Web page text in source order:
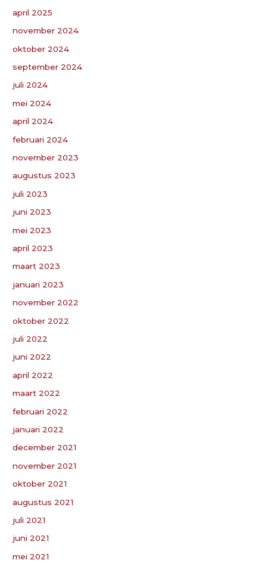
april 2025
november 2024
oktober 2024
september 2024
juli 2024
mei 2024
april 2024
februari 2024
november 2023
augustus 2023
juli 2023
juni 2023
mei 2023
april 2023
maart 2023
januari 2023
november 2022
oktober 2022
juli 2022
juni 2022
april 2022
maart 2022
februari 2022
januari 2022
december 2021
november 2021
oktober 2021
augustus 2021
juli 2021
juni 2021
mei 2021